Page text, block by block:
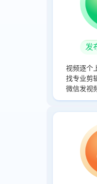
发
视频逐个
找专业剪
微信发视